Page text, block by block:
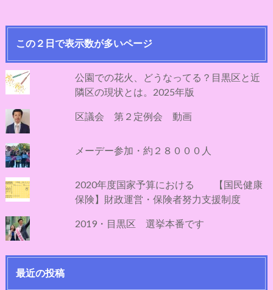
この２日で表示数が多いページ
公園での花火、どうなってる？目黒区と近
隣区の現状とは。2025年版
区議会 第２定例会 動画
メーデー参加・約２８０００人
2020年度国家予算における 【国民健康
保険】財政運営・保険者努力支援制度
2019・目黒区 選挙本番です
最近の投稿